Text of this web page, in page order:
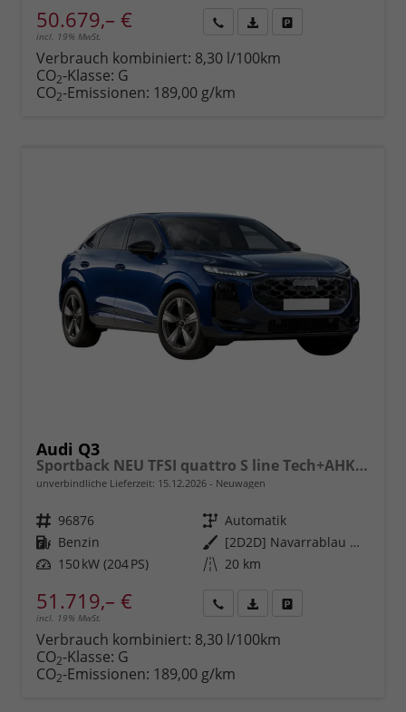
50.679,– €
incl. 19% MwSt.
anfordern
Datei,
Verbrauch kombiniert: 8,30 l/100km
CO2-Klasse: G
CO2-Emissionen: 189,00 g/km
Audi Q3
Sportback NEU TFSI quattro S line Tech+AHK+Alu19+LEDplus+KlimaPlus+ExtSchwarz
unverbindliche Lieferzeit: 15.12.2026 Neuwagen
Fahrzeugnr. 96876 Getriebe Automatik
Kraftstoff Benzin Außenfarbe
[2D2D] Navarrablau Metallic
Leistung 150 kW (204 PS) Kilometerstand 20 km
51.719,– €
incl. 19% MwSt.
anfordern
Datei,
Verbrauch kombiniert: 8,30 l/100km
CO2-Klasse: G
CO2-Emissionen: 189,00 g/km